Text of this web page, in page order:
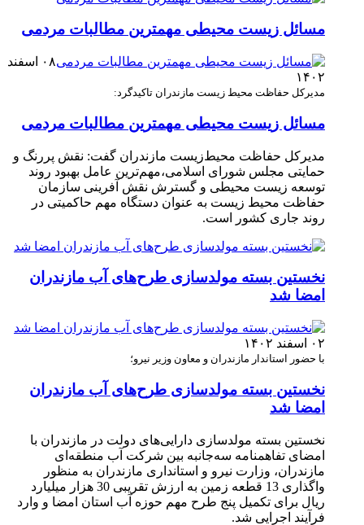
مسائل زیست محیطی مهمترین مطالبات مردمی
۰۸ اسفند
۱۴۰۲
مدیرکل حفاظت محیط زیست مازندران تاکید‌گرد:
مسائل زیست محیطی مهمترین مطالبات مردمی
مدیرکل حفاظت محیط‌زیست مازندران گفت: نقش پررنگ و
حمایتی مجلس شورای اسلامی،مهم‌ترین عامل بهبود روند
توسعه زیست محیطی و گسترش نقش آفرینی سازمان
حفاظت محیط زیست به عنوان دستگاه مهم حاکمیتی در
روند جاری کشور است.
نخستین بسته مولدسازی طرح‌های آب مازندران
امضا شد
۰۲ اسفند ۱۴۰۲
با حضور استاندار مازندران و معاون وزیر نیرو؛
نخستین بسته مولدسازی طرح‌های آب مازندران
امضا شد
نخستین بسته مولدسازی دارایی‌های دولت در مازندران با
امضای تفاهمنامه سه‌جانبه بین شرکت آب منطقه‌ای
مازندران، وزارت نیرو و استانداری مازندران به منظور
واگذاری 13 قطعه زمین به ارزش تقریبی 30 هزار میلیارد
ریال برای تکمیل پنج طرح مهم حوزه آب استان امضا و وارد
فرآیند اجرایی شد. ‎